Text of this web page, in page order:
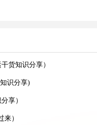
货知识分享）
识分享)
享）
）